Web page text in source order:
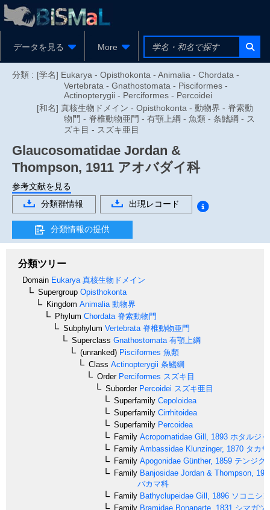
データを見る More
分類 : [学名] Eukarya - Opisthokonta - Animalia - Chordata -
Vertebrata - Gnathostomata - Pisciformes -
Actinopterygii - Perciformes - Percoidei
[和名] 真核生物ドメイン - Opisthokonta - 動物界 - 脊索動
物門 - 脊椎動物亜門 - 有顎上綱 - 魚類 - 条鰭綱 - ス
ズキ目 - スズキ亜目
Glaucosomatidae Jordan &
Thompson, 1911 アオバダイ科
参考文献を見る
分類群情報
出現レコード
分類情報の提供
分類ツリー
Domain Eukarya 真核生物ドメイン
Supergroup Opisthokonta
Kingdom Animalia 動物界
Phylum Chordata 脊索動物門
Subphylum Vertebrata 脊椎動物亜門
Superclass Gnathostomata 有顎上綱
(unranked) Pisciformes 魚類
Class Actinopterygii 条鰭綱
OrderPerciformes スズキ目
SuborderPercoidei スズキ亜目
Superfamily Cepoloidea
Superfamily Cirrhitoidea
Superfamily Percoidea
Family Acropomatidae Gill, 1893 ホタルジ
Family Ambassidae Klunzinger, 1870 タカ
Family Apogonidae Günther, 1859 テンジク
Family Banjosidae Jordan & Thompson,
バカマ科
Family Bathyclupeidae Gill, 1896 ソコニシ
Family Bramidae Bonaparte, 1831 シマガツ